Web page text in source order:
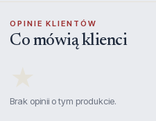
OPINIE KLIENTÓW
Co mówią klienci
Brak opinii o tym produkcie.